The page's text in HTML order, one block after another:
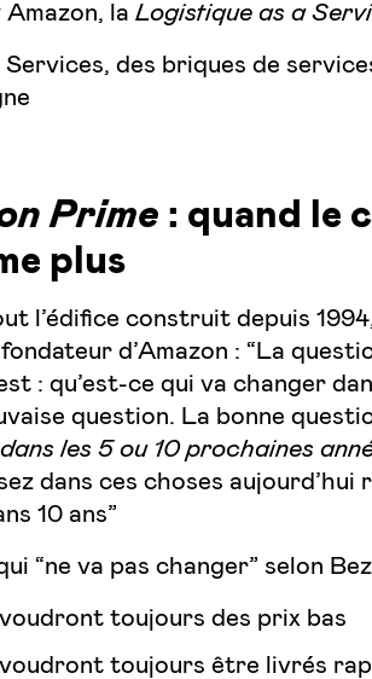
la Logistique as a
Services, des briques de
Prime : quand le
plus
l’édifice construit depuis
d’Amazon : “La
: qu’est-ce qui va changer
question. La bonne
les 5 ou 10 prochaines
dans ces choses
10 ans”
“ne va pas changer” selon
toujours des prix bas
toujours être livrés